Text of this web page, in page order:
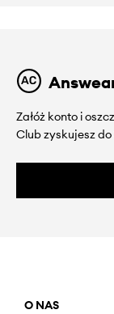
Załóż konto i
Club zyskujesz do
O NAS